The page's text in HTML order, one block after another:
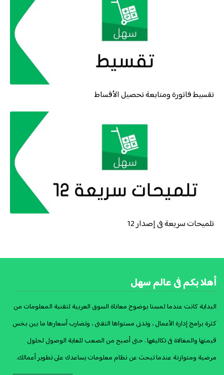
تقسيط فاتورة ومتابعة تحصيل الأقساط
تلميحات سريعة فى إصدار 12
أهلا بكم فى عالم سهل
البداية كانت عندما لمسنا بوضوح معاناة السوق العربية لتقنية المعلومات من
كثرة برامج إدارة الأعمال ، وتدنى مستواها التقنى ، وتضارب أسعارها ما بين بخس
قيمتها والمغالاة فى تكاليفها . حتى أصبح من الصعب للغاية الوصول لحلول
مرضية ومتوازنة عندما تبحث عن نظام معلومات يساعدك على تطوير أعمالك.